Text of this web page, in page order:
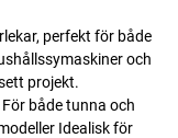
perfekt för både
och
projekt.
både tunna och
Idealisk för